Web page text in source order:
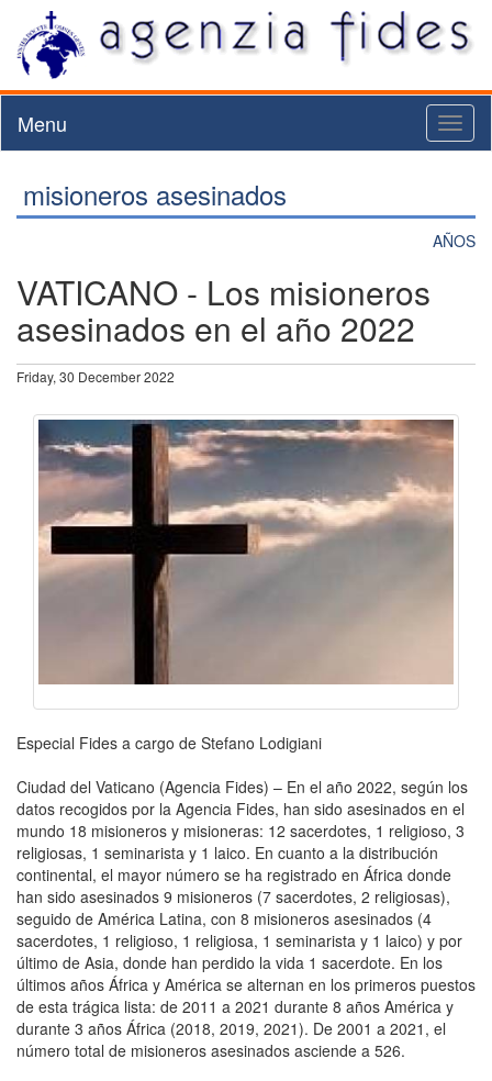
Menu
misioneros asesinados
AÑOS
VATICANO - Los misioneros
asesinados en el año 2022
Friday, 30 December 2022
Especial Fides a cargo de Stefano Lodigiani
Ciudad del Vaticano (Agencia Fides) – En el año 2022, según los
datos recogidos por la Agencia Fides, han sido asesinados en el
mundo 18 misioneros y misioneras: 12 sacerdotes, 1 religioso, 3
religiosas, 1 seminarista y 1 laico. En cuanto a la distribución
continental, el mayor número se ha registrado en África donde
han sido asesinados 9 misioneros (7 sacerdotes, 2 religiosas),
seguido de América Latina, con 8 misioneros asesinados (4
sacerdotes, 1 religioso, 1 religiosa, 1 seminarista y 1 laico) y por
último de Asia, donde han perdido la vida 1 sacerdote. En los
últimos años África y América se alternan en los primeros puestos
de esta trágica lista: de 2011 a 2021 durante 8 años América y
durante 3 años África (2018, 2019, 2021). De 2001 a 2021, el
número total de misioneros asesinados asciende a 526.